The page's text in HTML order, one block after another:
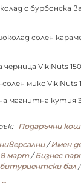
с бурбонска
солен
VikiNuts
микс VikiNuts
магнитна кутия
Подаръчни
/Имен
8 март/Бизнес
бал